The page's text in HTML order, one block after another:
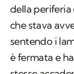
della periferia
che stava
sentendo i
è fermata e